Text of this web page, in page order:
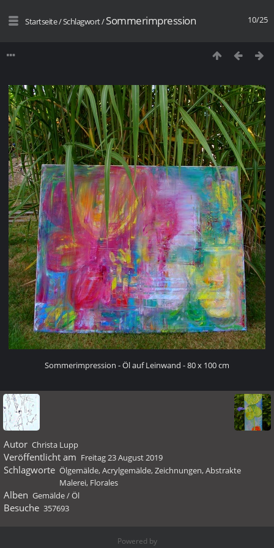
10/25
Startseite/Schlagwort/Sommerimpression
Sommerimpression - Öl auf Leinwand - 80 x 100 cm
Autor Christa Lupp
Veröffentlicht am Freitag 23 August 2019
Schlagworte Ölgemälde, Acrylgemälde, Zeichnungen, Abstrakte
Malerei, Florales
Alben Gemälde/Öl
Besuche 357693
Powered by